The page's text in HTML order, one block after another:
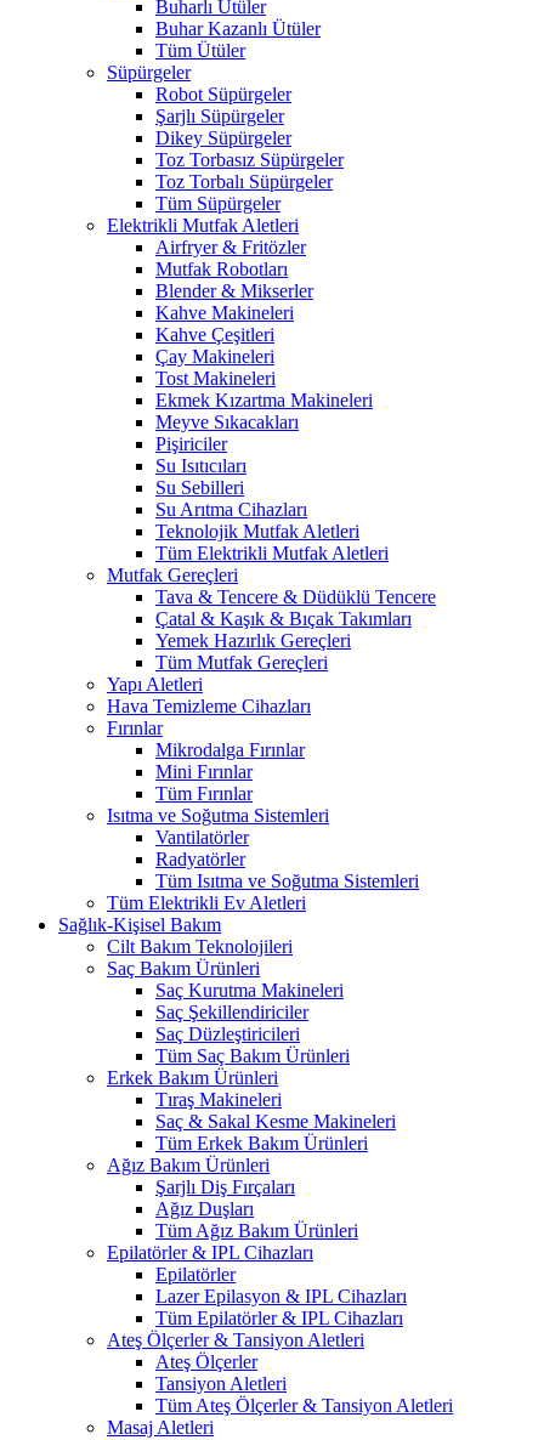
Buharlı Ütüler
Buhar Kazanlı Ütüler
Tüm Ütüler
Süpürgeler
Robot Süpürgeler
Şarjlı Süpürgeler
Dikey Süpürgeler
Toz Torbasız Süpürgeler
Toz Torbalı Süpürgeler
Tüm Süpürgeler
Elektrikli Mutfak Aletleri
Airfryer & Fritözler
Mutfak Robotları
Blender & Mikserler
Kahve Makineleri
Kahve Çeşitleri
Çay Makineleri
Tost Makineleri
Ekmek Kızartma Makineleri
Meyve Sıkacakları
Pişiriciler
Su Isıtıcıları
Su Sebilleri
Su Arıtma Cihazları
Teknolojik Mutfak Aletleri
Tüm Elektrikli Mutfak Aletleri
Mutfak Gereçleri
Tava & Tencere & Düdüklü Tencere
Çatal & Kaşık & Bıçak Takımları
Yemek Hazırlık Gereçleri
Tüm Mutfak Gereçleri
Yapı Aletleri
Hava Temizleme Cihazları
Fırınlar
Mikrodalga Fırınlar
Mini Fırınlar
Tüm Fırınlar
Isıtma ve Soğutma Sistemleri
Vantilatörler
Radyatörler
Tüm Isıtma ve Soğutma Sistemleri
Tüm Elektrikli Ev Aletleri
Sağlık-Kişisel Bakım
Cilt Bakım Teknolojileri
Saç Bakım Ürünleri
Saç Kurutma Makineleri
Saç Şekillendiriciler
Saç Düzleştiricileri
Tüm Saç Bakım Ürünleri
Erkek Bakım Ürünleri
Tıraş Makineleri
Saç & Sakal Kesme Makineleri
Tüm Erkek Bakım Ürünleri
Ağız Bakım Ürünleri
Şarjlı Diş Fırçaları
Ağız Duşları
Tüm Ağız Bakım Ürünleri
Epilatörler & IPL Cihazları
Epilatörler
Lazer Epilasyon & IPL Cihazları
Tüm Epilatörler & IPL Cihazları
Ateş Ölçerler & Tansiyon Aletleri
Ateş Ölçerler
Tansiyon Aletleri
Tüm Ateş Ölçerler & Tansiyon Aletleri
Masaj Aletleri